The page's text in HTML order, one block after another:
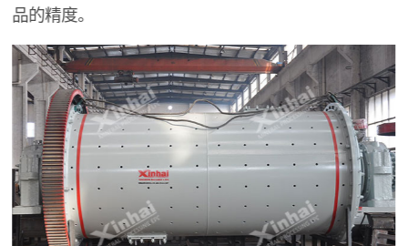
品的精度。